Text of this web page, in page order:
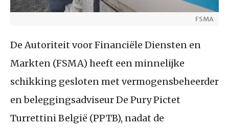
FSMA
De Autoriteit voor Financiële Diensten en
Markten (FSMA) heeft een minnelijke
schikking gesloten met vermogensbeheerder
en beleggingsadviseur De Pury Pictet
Turrettini België (PPTB), nadat de